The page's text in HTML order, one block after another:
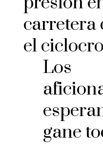
carretera
el
Los
gane